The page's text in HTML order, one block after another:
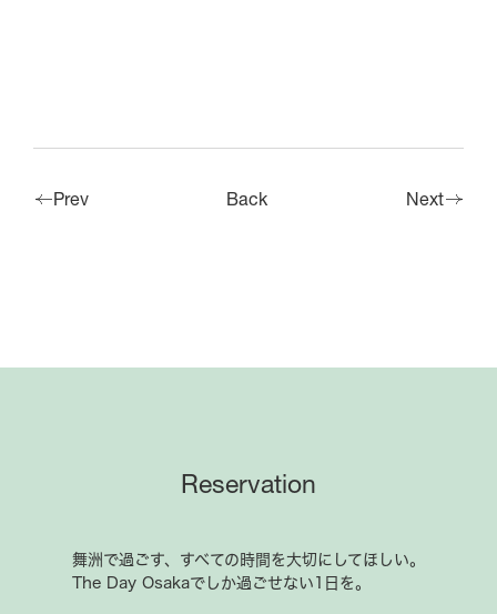
Tel.06-6460-6688 受付時間9:00-21:00
GRILL
Prev Back Next
Reservation
舞洲で過ごす、すべての時間を大切にしてほしい。
The Day Osakaでしか過ごせない1日を。